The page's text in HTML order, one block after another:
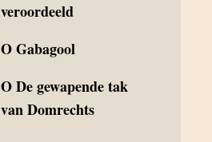
veroordeeld
OGabagool
ODe gewapende tak
van Domrechts